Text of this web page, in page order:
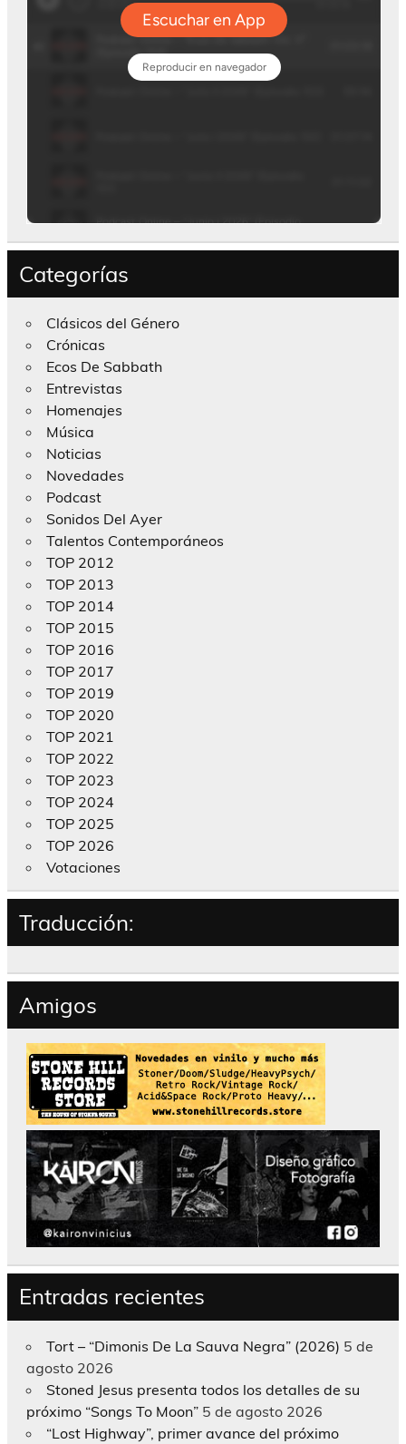
Categorías
Clásicos del Género
Crónicas
Ecos De Sabbath
Entrevistas
Homenajes
Música
Noticias
Novedades
Podcast
Sonidos Del Ayer
Talentos Contemporáneos
TOP 2012
TOP 2013
TOP 2014
TOP 2015
TOP 2016
TOP 2017
TOP 2019
TOP 2020
TOP 2021
TOP 2022
TOP 2023
TOP 2024
TOP 2025
TOP 2026
Votaciones
Traducción:
Amigos
Entradas recientes
Tort – “Dimonis De La Sauva Negra” (2026) 5 de
agosto 2026
Stoned Jesus presenta todos los detalles de su
próximo “Songs To Moon” 5 de agosto 2026
“Lost Highway”, primer avance del próximo